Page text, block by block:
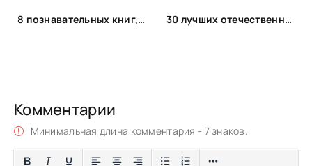
8 познавательных книг, которые увлекут любого ребёнка 30 лучших отечественных фэнтези циклов
Комментарии
Минимальная длина комментария - 7 знаков.